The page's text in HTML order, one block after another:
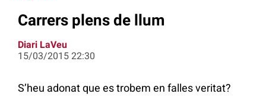
Carrers plens de llum
Diari LaVeu
15/03/2015 22:30
S’heu adonat que es trobem en falles veritat?